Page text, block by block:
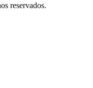
reservados.